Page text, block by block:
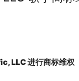
LLC 进行商标维权